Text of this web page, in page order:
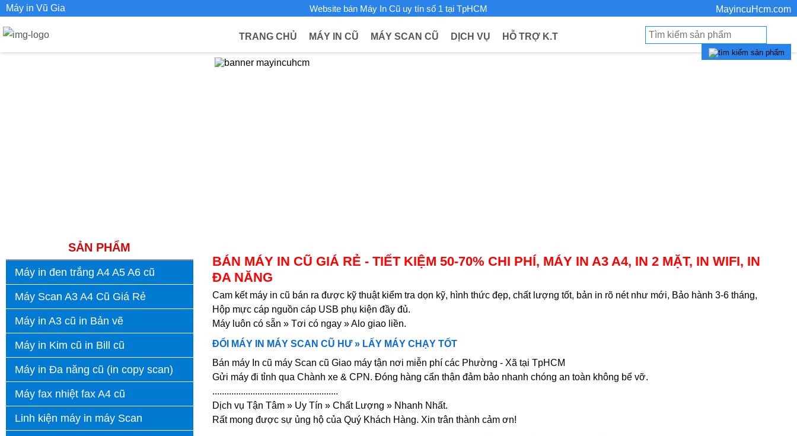
Máy in Vũ Gia Website bán Máy In Cũ uy tín số 1 tại TpHCM MayincuHcm.com
TRANG CHỦ MÁY IN CŨ MÁY SCAN CŨ DỊCH VỤ HỖ TRỢ K.T
SẢN PHẨM
Máy in đen trắng A4 A5 A6 cũ
Máy Scan A3 A4 Cũ Giá Rẻ
Máy in A3 cũ in Bản vẽ
Máy in Kim cũ in Bill cũ
Máy in Đa năng cũ (in copy scan)
Máy fax nhiệt fax A4 cũ
Linh kiện máy in máy Scan
BÁN MÁY IN CŨ GIÁ RẺ - TIẾT KIỆM 50-70% CHI PHÍ, MÁY IN A3 A4, IN 2 MẶT, IN WIFI, IN
ĐA NĂNG
Cam kết máy in cũ bán ra được kỹ thuật kiểm tra dọn kỹ, hình thức đẹp, chất lượng tốt, bản in rõ nét như mới, Bảo hành 3-6 tháng,
Hộp mực cáp nguồn cáp USB phụ kiện đầy đủ.
Máy luôn có sẵn » Tơi có ngay » Alo giao liền.
ĐỔI MÁY IN MÁY SCAN CŨ HƯ » LẤY MÁY CHẠY TỐT
Bán máy In cũ máy Scan cũ Giao máy tận nơi miễn phí các Phường - Xã tại TpHCM
Gửi máy đi tỉnh qua Chành xe & CPN. Đóng hàng cẩn thận đảm bảo nhanh chóng an toàn không bể vỡ.
.....................................................
Dịch vụ Tận Tâm » Uy Tín » Chất Lượng » Nhanh Nhất.
Rất mong được sự ủng hộ của Quý Khách Hàng. Xin trân thành cảm ơn!